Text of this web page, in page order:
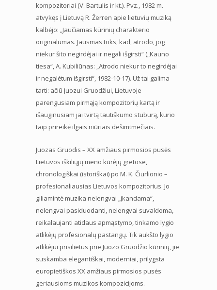
kompozitoriai (V. Bartulis ir kt.). Pvz., 1982 m.
atvykęs į Lietuvą R. Žerren apie lietuvių muziką
kalbėjo: „Jaučiamas kūrinių charakterio
originalumas. Jausmas toks, kad, atrodo, jog
niekur šito negirdėjai ir negali išgirsti“ („Kauno
tiesa“, A. Kubiliūnas: „Atrodo niekur to negirdėjai
ir negalėtum išgirsti“, 1982-10-17). Už tai galima
tarti: ačiū Juozui Gruodžiui, Lietuvoje
parengusiam pirmąją kompozitorių kartą ir
išauginusiam jai tvirtą tautiškumo stuburą, kurio
taip prireikė ilgais niūriais dešimtmečiais.
Juozas Gruodis – XX amžiaus pirmosios pusės
Lietuvos iškiliųjų meno kūrėjų gretose,
chronologiškai (istoriškai) po M. K. Čiurlionio –
profesionaliausias Lietuvos kompozitorius. Jo
giliamintė muzika nelengvai „įkandama“,
nelengvai pasiduodanti, nelengvai suvaldoma,
reikalaujanti atidaus apmąstymo, tinkamo lygio
atlikėjų profesionalų pastangų. Tik aukšto lygio
atlikėjui prisilietus prie Juozo Gruodžio kūrinių, jie
suskamba elegantiškai, moderniai, prilygsta
europietiškos XX amžiaus pirmosios pusės
geriausioms muzikos kompozicijoms.